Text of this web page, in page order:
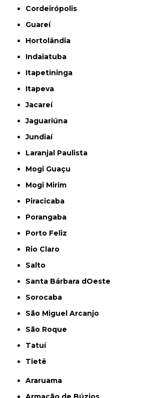
Cordeirópolis
Guareí
Hortolândia
Indaiatuba
Itapetininga
Itapeva
Jacareí
Jaguariúna
Jundiaí
Laranjal Paulista
Mogi Guaçu
Mogi Mirim
Piracicaba
Porangaba
Porto Feliz
Rio Claro
Salto
Santa Bárbara dOeste
Sorocaba
São Miguel Arcanjo
São Roque
Tatuí
Tietê
Araruama